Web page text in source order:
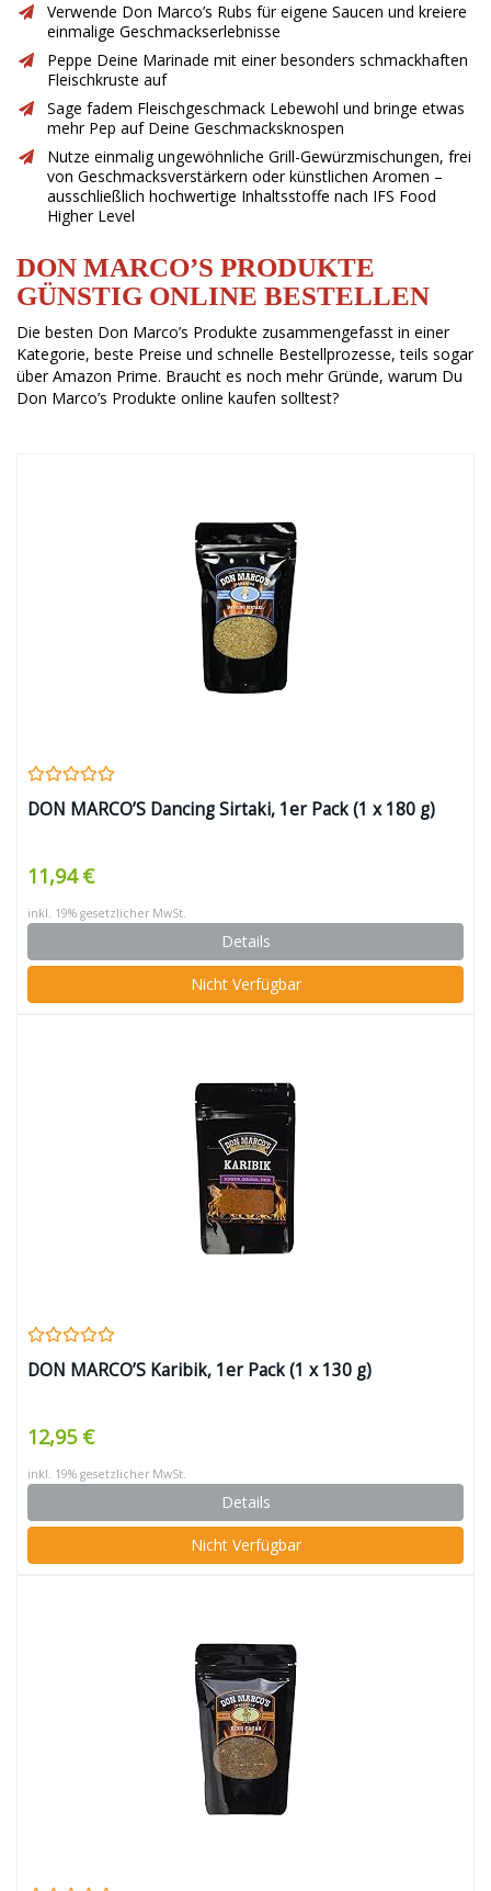
Verwende Don Marco’s Rubs für eigene Saucen und kreiere
einmalige Geschmackserlebnisse
Peppe Deine Marinade mit einer besonders schmackhaften
Fleischkruste auf
Sage fadem Fleischgeschmack Lebewohl und bringe etwas
mehr Pep auf Deine Geschmacksknospen
Nutze einmalig ungewöhnliche Grill-Gewürzmischungen, frei
von Geschmacksverstärkern oder künstlichen Aromen –
ausschließlich hochwertige Inhaltsstoffe nach IFS Food
Higher Level
DON MARCO’S PRODUKTE
GÜNSTIG ONLINE BESTELLEN
Die besten Don Marco’s Produkte zusammengefasst in einer
Kategorie, beste Preise und schnelle Bestellprozesse, teils sogar
über Amazon Prime. Braucht es noch mehr Gründe, warum Du
Don Marco’s Produkte online kaufen solltest?
DON MARCO’S Dancing Sirtaki, 1er Pack (1 x 180 g)
11,94 €
inkl. 19% gesetzlicher MwSt.
Details
Nicht Verfügbar
DON MARCO’S Karibik, 1er Pack (1 x 130 g)
12,95 €
inkl. 19% gesetzlicher MwSt.
Details
Nicht Verfügbar